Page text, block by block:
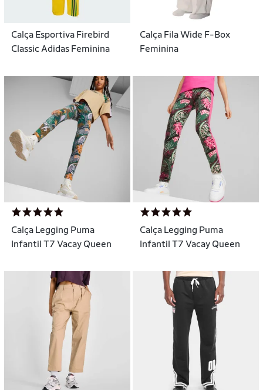
Calça Esportiva Firebird
Classic Adidas Feminina
Calça Fila Wide F-Box
Feminina
Calça Legging Puma
Infantil T7 Vacay Queen
Calça Legging Puma
Infantil T7 Vacay Queen